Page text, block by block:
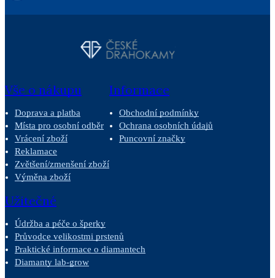
Vše o nákupu
Doprava a platba
Místa pro osobní odběr
Vrácení zboží
Reklamace
Zvětšení/zmenšení zboží
Výměna zboží
Informace
Obchodní podmínky
Ochrana osobních údajů
Puncovní značky
Užitečné
Údržba a péče o šperky
Průvodce velikostmi prstenů
Praktické informace o diamantech
Diamanty lab-grow